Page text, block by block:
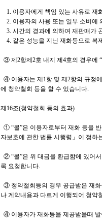
1. 이용자에게 책임 있는 사유로 재
2. 이용자의 사용 또는 일부 소비에
3. 시간의 경과에 의하여 재판매가
4. 같은 성능을 지닌 재화등으로 복
③ 제2항제2호 내지 제4호의 경우에
④ 이용자는 제1항 및 제2항의 규정
에 청약철회 등을 할 수 있습니다.
제16조(청약철회 등의 효과)
① “몰”은 이용자로부터 재화 등을
자보호에 관한 법률 시행령」이 정하
② “몰”은 위 대금을 환급함에 있어
록 요청합니다.
③ 청약철회등의 경우 공급받은 재화
나 계약내용과 다르게 이행되어 청약
④ 이용자가 재화등을 제공받을때